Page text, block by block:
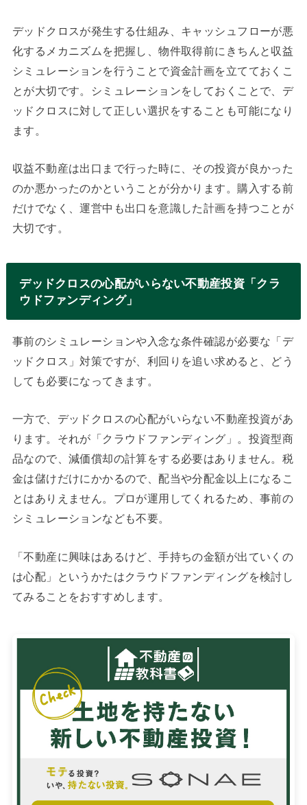
デッドクロスが発生する仕組み、キャッシュフローが悪
化するメカニズムを把握し、物件取得前にきちんと収益
シミュレーションを行うことで資金計画を立てておくこ
とが大切です。シミュレーションをしておくことで、デ
ッドクロスに対して正しい選択をすることも可能になり
ます。
収益不動産は出口まで行った時に、その投資が良かった
のか悪かったのかということが分かります。購入する前
だけでなく、運営中も出口を意識した計画を持つことが
大切です。
デッドクロスの心配がいらない不動産投資「クラ
ウドファンディング」
事前のシミュレーションや入念な条件確認が必要な「デ
ッドクロス」対策ですが、利回りを追い求めると、どう
しても必要になってきます。
一方で、デッドクロスの心配がいらない不動産投資があ
ります。それが「クラウドファンディング」。投資型商
品なので、減価償却の計算をする必要はありません。税
金は儲けだけにかかるので、配当や分配金以上になるこ
とはありえません。プロが運用してくれるため、事前の
シミュレーションなども不要。
「不動産に興味はあるけど、手持ちの金額が出ていくの
は心配」というかたはクラウドファンディングを検討し
てみることをおすすめします。